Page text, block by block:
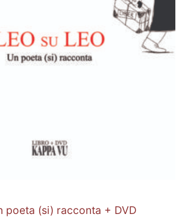
poeta (si) racconta + DVD